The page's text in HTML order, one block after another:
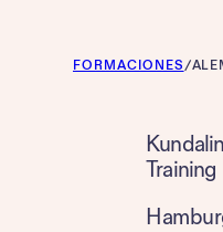
FORMACIONES/
Training